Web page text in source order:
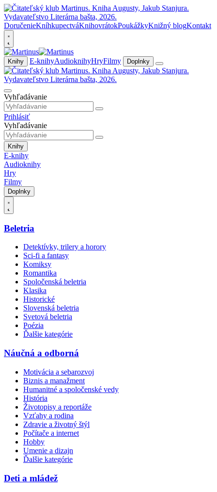
DoručenieKníhkupectváKnihovrátokPoukážkyKnižný blogKontakt
Knihy E-knihyAudioknihyHryFilmy Doplnky
Vyhľadávanie
Prihlásiť
Vyhľadávanie
Knihy
E-knihy
Audioknihy
Hry
Filmy
Doplnky
Beletria
Detektívky, trilery a horory
Sci-fi a fantasy
Komiksy
Romantika
Spoločenská beletria
Klasika
Historické
Slovenská beletria
Svetová beletria
Poézia
Ďalšie kategórie
Náučná a odborná
Motivácia a sebarozvoj
Biznis a manažment
Humanitné a spoločenské vedy
História
Životopisy a reportáže
Vzťahy a rodina
Zdravie a životný štýl
Počítače a internet
Hobby
Umenie a dizajn
Ďalšie kategórie
Deti a mládež